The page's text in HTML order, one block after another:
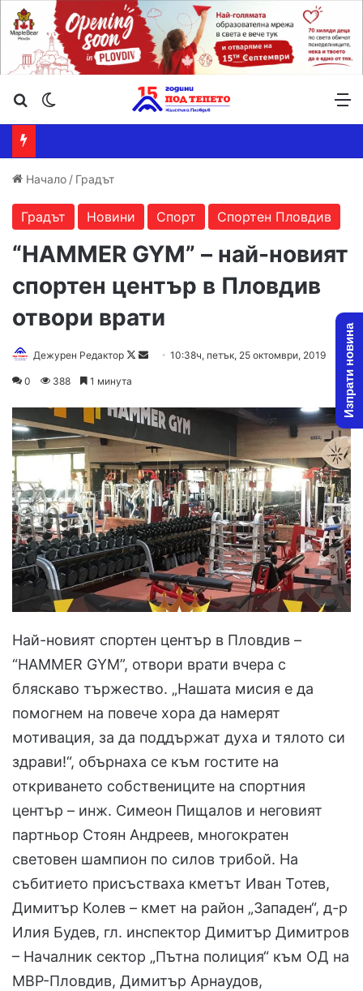
Търсене ...
Начало / Градът
Градът Новини Спорт Спортен Пловдив
“HAMMER GYM” – най-новият
спортен център в Пловдив
отвори врати
Дежурен Редактор
F
l
w
o
n
X
d
n
e
m
a
i
l
10:38ч, петък, 25 октомври, 2019
0 388 1 минута
Най-новият спортен център в Пловдив –
“HAMMER GYM”, отвори врати вчера с
бляскаво тържество. „Нашата мисия е да
помогнем на повече хора да намерят
мотивация, за да поддържат духа и тялото си
здрави!“, обърнаха се към гостите на
откриването собствениците на спортния
център – инж. Симеон Пищалов и неговият
партньор Стоян Андреев, многократен
световен шампион по силов трибой. На
събитието присъстваха кметът Иван Тотев,
Димитър Колев – кмет на район „Западен“, д-р
Илия Будев, гл. инспектор Димитър Димитров
– Началник сектор „Пътна полиция“ към ОД на
МВР-Пловдив, Димитър Арнаудов,
Изпрати новина